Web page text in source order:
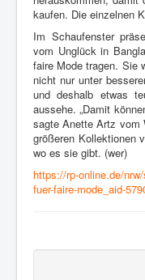
kaufen. Die einzelnen
Im Schaufenster
vom Unglück in
faire Mode tragen. Sie
nicht nur unter
und deshalb etwas
aussehe. „Damit
sagte Anette Artz vom
größeren Kollektionen
wo es sie gibt. (wer)
https://rp-online.de/
fuer-faire-mode_aid-